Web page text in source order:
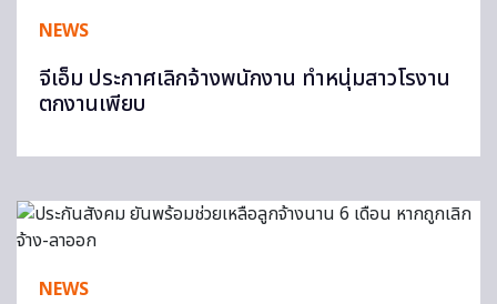
NEWS
จีเอ็ม ประกาศเลิกจ้างพนักงาน ทำหนุ่มสาวโรงาน
ตกงานเพียบ
NEWS